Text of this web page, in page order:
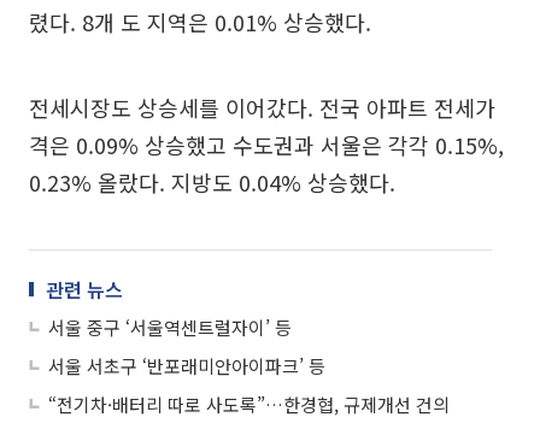
렸다. 8개 도 지역은 0.01% 상승했다.
전세시장도 상승세를 이어갔다. 전국 아파트 전세가
격은 0.09% 상승했고 수도권과 서울은 각각 0.15%,
0.23% 올랐다. 지방도 0.04% 상승했다.
관련 뉴스
서울 중구 ‘서울역센트럴자이’ 등
서울 서초구 ‘반포래미안아이파크’ 등
“전기차·배터리 따로 사도록”…한경협, 규제개선 건의